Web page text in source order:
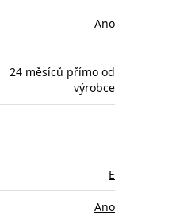
Ano
24 měsíců přímo od
výrobce
E
Ano